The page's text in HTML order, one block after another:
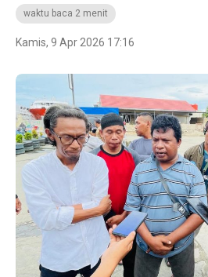
waktu baca 2 menit
Kamis, 9 Apr 2026 17:16